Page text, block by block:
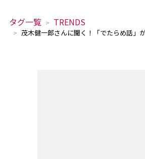
タグ一覧 TRENDS
茂木健一郎さんに聞く！「でたらめ話」